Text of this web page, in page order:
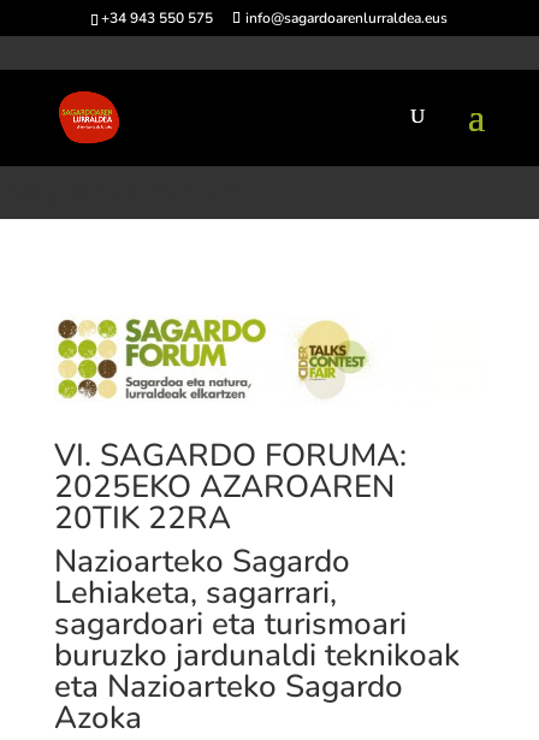
+34 943 550 575 info@sagardoarenlurraldea.eus
VI. SAGARDO FORUMA:
2025EKO AZAROAREN
20TIK 22RA
Nazioarteko Sagardo
Lehiaketa, sagarrari,
sagardoari eta turismoari
buruzko jardunaldi teknikoak
eta Nazioarteko Sagardo
Azoka